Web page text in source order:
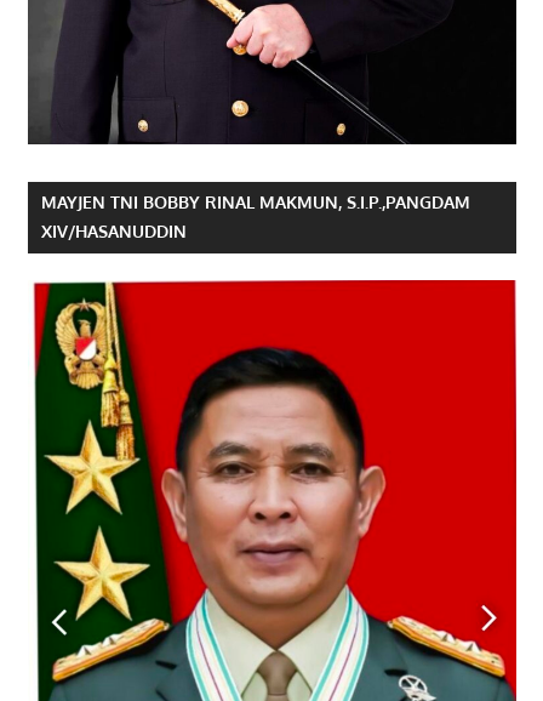
MAYJEN TNI BOBBY RINAL MAKMUN, S.I.P.,PANGDAM
XIV/HASANUDDIN